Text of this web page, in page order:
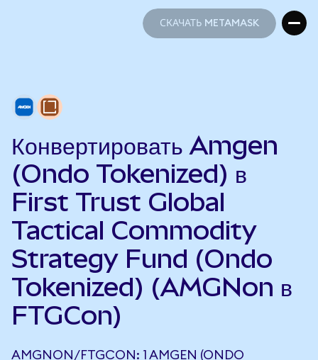
СКАЧАТЬ METAMASK
Конвертировать Amgen
(Ondo Tokenized) в
First Trust Global
Tactical Commodity
Strategy Fund (Ondo
Tokenized) (AMGNon в
FTGCon)
AMGNON/FTGCON: 1 AMGEN (ONDO